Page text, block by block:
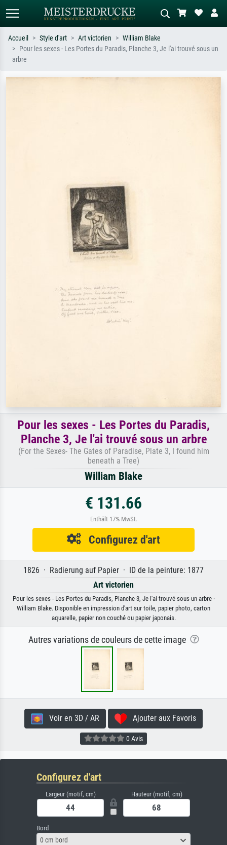
Accueil Style d'art Art victorien
William Blake
Pour les sexes - Les Portes du Paradis, Planche 3, Je l'ai trouvé sous un
arbre
Pour les sexes - Les Portes du Paradis,
Planche 3, Je l'ai trouvé sous un arbre
(For the Sexes- The Gates of Paradise, Plate 3, I found him
beneath a Tree)
William Blake
€ 131.66
Enthält 17% MwSt.
Configurez d'art
1826 · Radierung auf Papier · ID de la peinture: 1877
Art victorien
Pour les sexes - Les Portes du Paradis, Planche 3, Je l'ai trouvé sous un arbre ·
William Blake. Disponible en impression d'art sur toile, papier photo, carton
aquarelle, papier non couché ou papier japonais.
Autres variations de couleurs de cette image
Voir en 3D / AR Ajouter aux Favoris
0 Avis
Configurez d'art
Largeur (motif, cm) Hauteur (motif, cm)
Bord
0 cm bord